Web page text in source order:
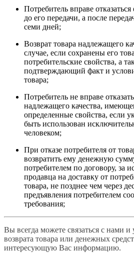
Потребитель вправе
до его передачи, а после
семи дней;
Возврат товара надлежащего
случае, если сохранены его
потребительские свойства, а
подтверждающий факт и
товара;
Потребитель не вправе
надлежащего качества,
определенные свойства, если
быть использован
человеком;
При отказе потребителя от
возвратить ему денежную
потребителем по договору, за
продавца на доставку от
товара, не позднее чем через
предъявления потребителем
требования;
Вы всегда можете связаться с нами и
возврата товара или денежных
интересующую Вас информацию.